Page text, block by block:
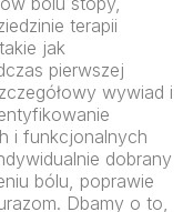
terapii
jak
pierwszej
wywiad i
i funkcjonalnych
dobrany
bólu, poprawie
Dbamy o to,